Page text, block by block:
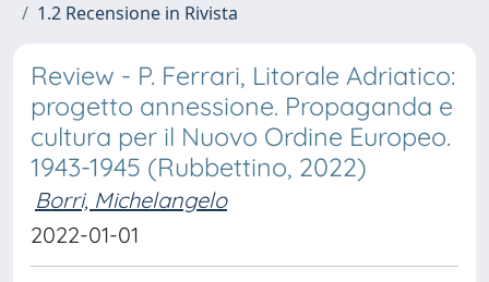
1.2 Recensione in Rivista
Review - P. Ferrari, Litorale Adriatico:
progetto annessione. Propaganda e
cultura per il Nuovo Ordine Europeo.
1943-1945 (Rubbettino, 2022)
Borri, Michelangelo
2022-01-01